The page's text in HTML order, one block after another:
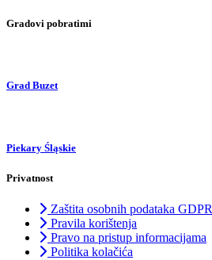
Gradovi pobratimi
Grad Buzet
Piekary Śląskie
Privatnost
Zaštita osobnih podataka GDPR
Pravila korištenja
Pravo na pristup informacijama
Politika kolačića